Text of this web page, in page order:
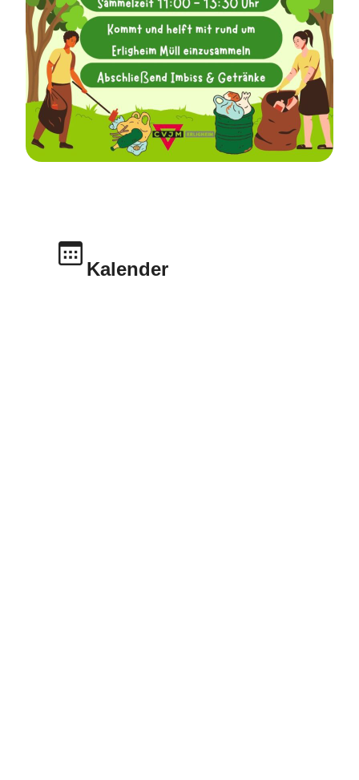
Kalender